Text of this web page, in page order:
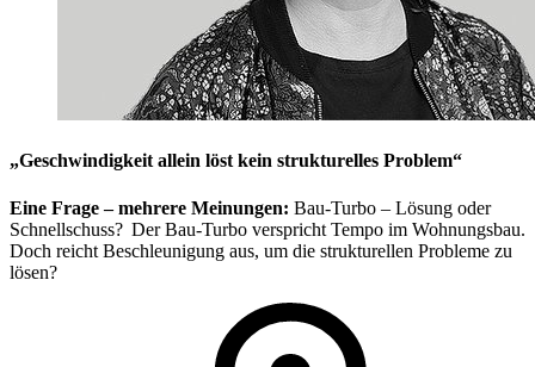
„Geschwindigkeit allein löst kein strukturelles Problem“
Eine Frage – mehrere Meinungen: Bau-Turbo – Lösung oder
Schnellschuss? Der Bau-Turbo verspricht Tempo im Wohnungsbau.
Doch reicht Beschleunigung aus, um die strukturellen Probleme zu
lösen?